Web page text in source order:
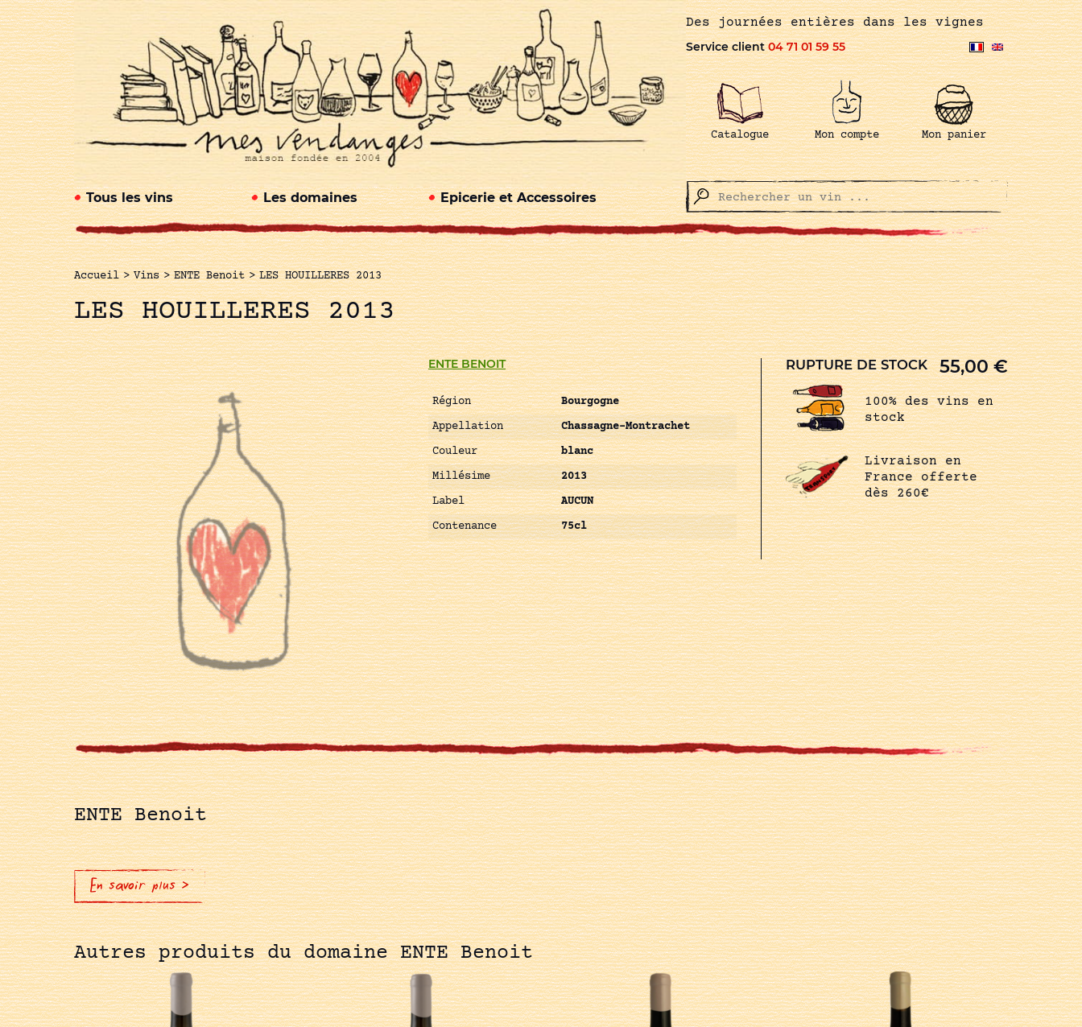
Des journées entières dans les vignes
Service client04 71 01 59 55
Catalogue Mon compte Mon panier
Tous les vins Les domaines Epicerie et Accessoires
Accueil > Vins > ENTE Benoit > LES HOUILLERES 2013
LES HOUILLERES 2013
ENTE BENOIT
Région
Bourgogne
Appellation
Chassagne-Montrachet
Couleur
blanc
Millésime
2013
Label
AUCUN
Contenance
75cl
RUPTURE DE STOCK 55,00€
100% des vins en
stock
Livraison en
France offerte
dès 260€
ENTE Benoit
En savoir plus >
Autres produits du domaine ENTE Benoit